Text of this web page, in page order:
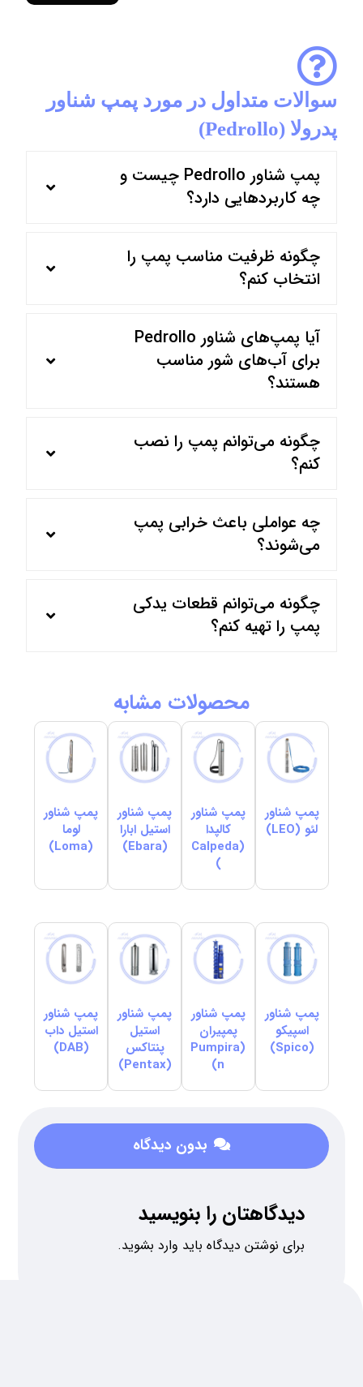
سوالات متداول در مورد پمپ شناور
پدرولا (Pedrollo)
پمپ شناور Pedrollo چیست و
چه کاربردهایی دارد؟
چگونه ظرفیت مناسب پمپ را
انتخاب کنم؟
آیا پمپ‌های شناور Pedrollo
برای آب‌های شور مناسب
هستند؟
چگونه می‌توانم پمپ را نصب
کنم؟
چه عواملی باعث خرابی پمپ
می‌شوند؟
چگونه می‌توانم قطعات یدکی
پمپ را تهیه کنم؟
محصولات مشابه
پمپ شناور
لئو (LEO)
پمپ شناور
کالپدا
(Calpeda
)
پمپ شناور
استیل ابارا
(Ebara)
پمپ شناور
لوما
(Loma)
پمپ شناور
اسپیکو
(Spico)
پمپ شناور
پمپیران
(Pumpira
n)
پمپ شناور
استیل
پنتاکس
(Pentax)
پمپ شناور
استیل داب
(DAB)
بدون دیدگاه
دیدگاهتان را بنویسید
برای نوشتن دیدگاه باید وارد بشوید.